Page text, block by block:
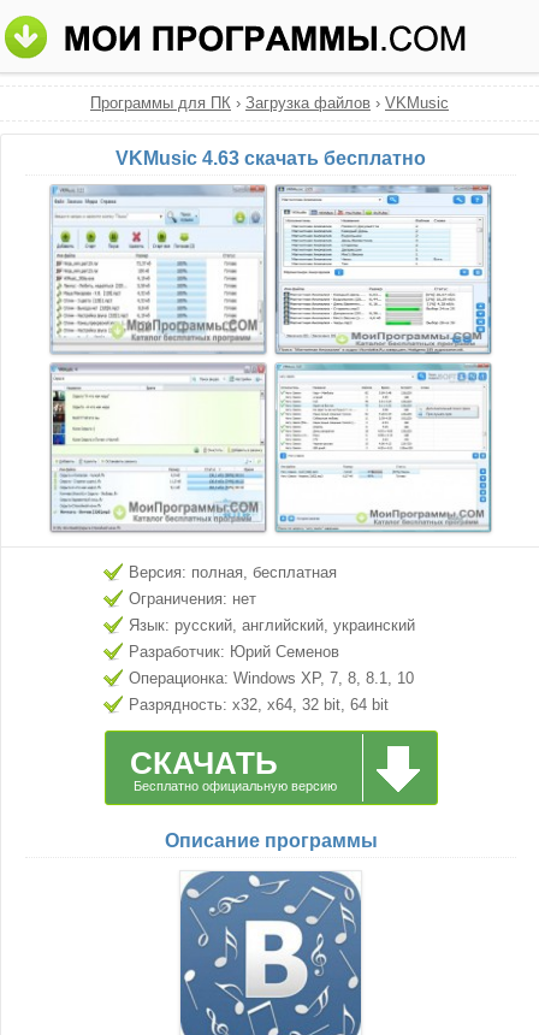
Программы для ПК › Загрузка файлов › VKMusic
VKMusic 4.63 скачать бесплатно
Версия: полная, бесплатная
Ограничения: нет
Язык: русский, английский, украинский
Разработчик: Юрий Семенов
Операционка: Windows XP, 7, 8, 8.1, 10
Разрядность: x32, x64, 32 bit, 64 bit
СКАЧАТЬ
Бесплатно официальную версию
Описание программы